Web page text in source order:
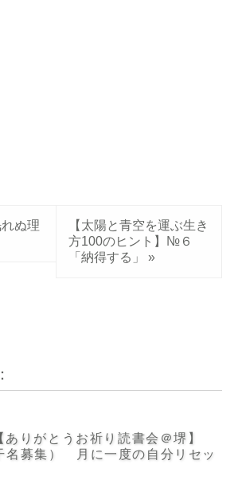
ぬ理
【太陽と青空を運ぶ生き
方100のヒント】№６
「納得する」
»
ありがとうお祈り読書会＠堺】
名募集） 月に一度の自分リセッ